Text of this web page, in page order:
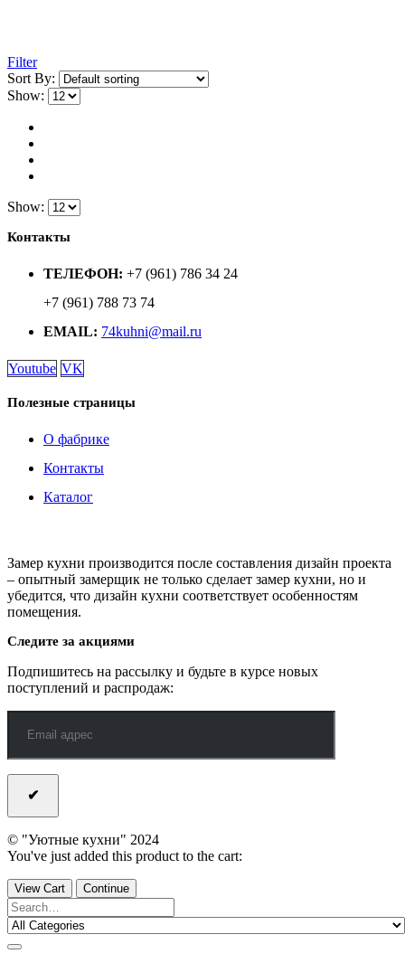
Filter
Sort By:
Show:
Show:
Контакты
ТЕЛЕФОН: +7 (961) 786 34 24
+7 (961) 788 73 74
EMAIL: 74kuhni@mail.ru
Youtube VK
Полезные страницы
О фабрике
Контакты
Каталог
Замер кухни производится после составления дизайн проекта
– опытный замерщик не только сделает замер кухни, но и
убедится, что дизайн кухни соответствует особенностям
помещения.
Следите за акциями
Подпишитесь на рассылку и будьте в курсе новых
поступлений и распродаж:
© "Уютные кухни" 2024
You've just added this product to the cart:
View Cart Continue